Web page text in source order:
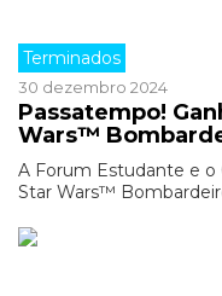
Terminados
30 dezembro 2024
Passatempo!
Wars™
A Forum Estudante e
Star Wars™